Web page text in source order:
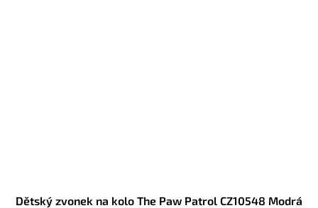
Dětský zvonek na kolo The Paw Patrol CZ10548 Modrá